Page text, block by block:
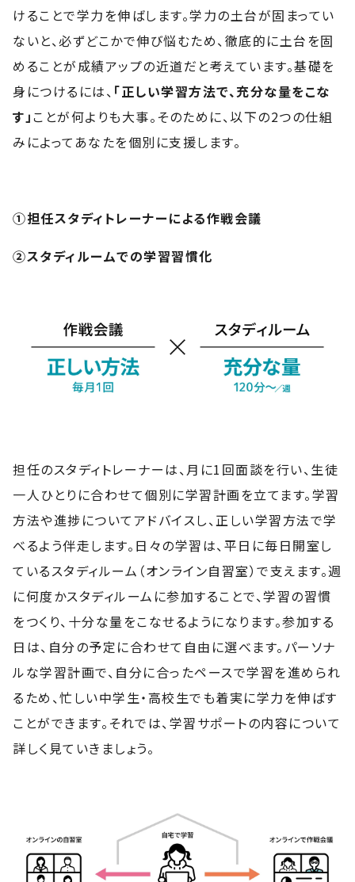
けることで学力を伸ばします。学力の土台が固まってい
ないと、必ずどこかで伸び悩むため、徹底的に土台を固
めることが成績アップの近道だと考えています。基礎を
身につけるには、 「正しい学習方法で、充分な量をこな
す」 ことが何よりも大事。そのために、以下の2つの仕組
みによってあなたを個別に支援します。
①担任スタディトレーナーによる作戦会議
②スタディルームでの学習習慣化
担任のスタディトレーナーは、月に1回面談を行い、生徒
一人ひとりに合わせて個別に学習計画を立てます。学習
方法や進捗についてアドバイスし、正しい学習方法で学
べるよう伴走します。日々の学習は、平日に毎日開室し
ているスタディルーム（オンライン自習室）で支えます。週
に何度かスタディルームに参加することで、学習の習慣
をつくり、十分な量をこなせるようになります。参加する
日は、自分の予定に合わせて自由に選べます。パーソナ
ルな学習計画で、自分に合ったペースで学習を進められ
るため、忙しい中学生・高校生でも着実に学力を伸ばす
ことができます。それでは、学習サポートの内容について
詳しく見ていきましょう。